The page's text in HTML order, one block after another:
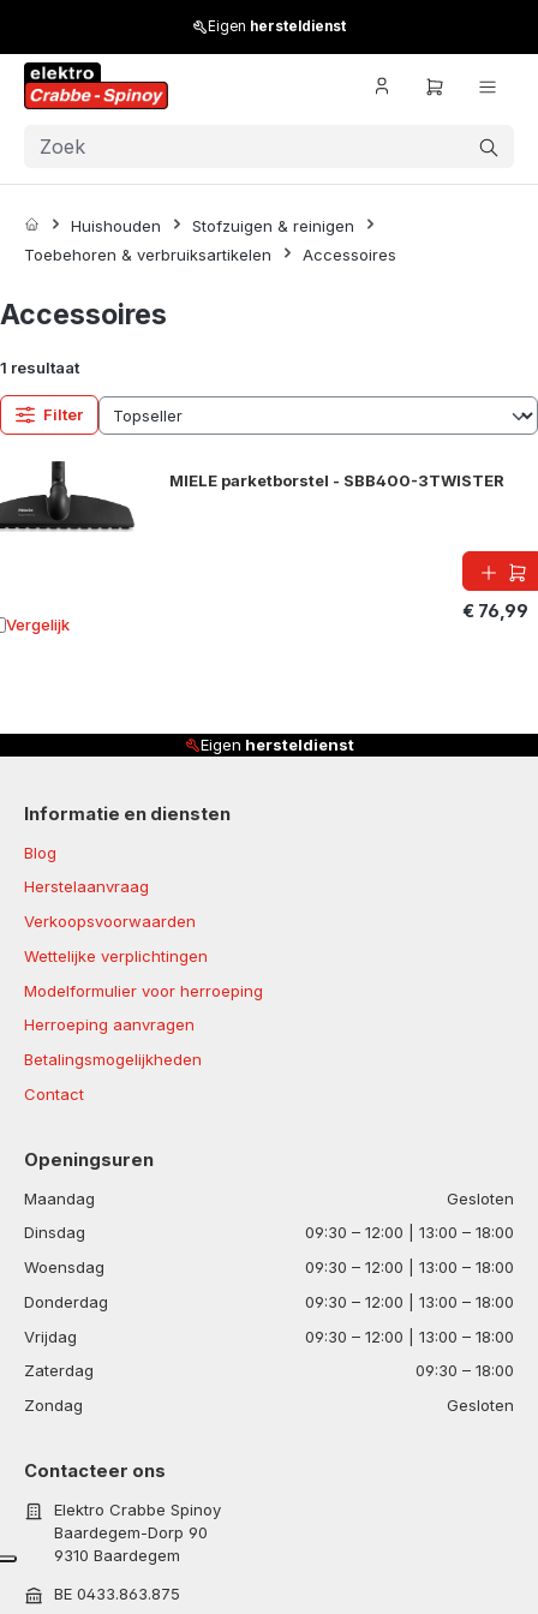
Eigen hersteldienst
Huishouden
Stofzuigen & reinigen
Toebehoren & verbruiksartikelen
Accessoires
Accessoires
1 resultaat
Filter
MIELE parketborstel - SBB400-3TWISTER
€ 76,99
Vergelijk aan vergelijking
Eigen hersteldienst
Informatie en diensten
Blog
Herstelaanvraag
Verkoopsvoorwaarden
Wettelijke verplichtingen
Modelformulier voor herroeping
Herroeping aanvragen
Betalingsmogelijkheden
Contact
Openingsuren
Maandag
Gesloten
Dinsdag
09:30 – 12:00 | 13:00 – 18:00
Woensdag
09:30 – 12:00 | 13:00 – 18:00
Donderdag
09:30 – 12:00 | 13:00 – 18:00
Vrijdag
09:30 – 12:00 | 13:00 – 18:00
Zaterdag
09:30 – 18:00
Zondag
Gesloten
Contacteer ons
Elektro Crabbe Spinoy
Baardegem-Dorp 90
9310 Baardegem
BE 0433.863.875